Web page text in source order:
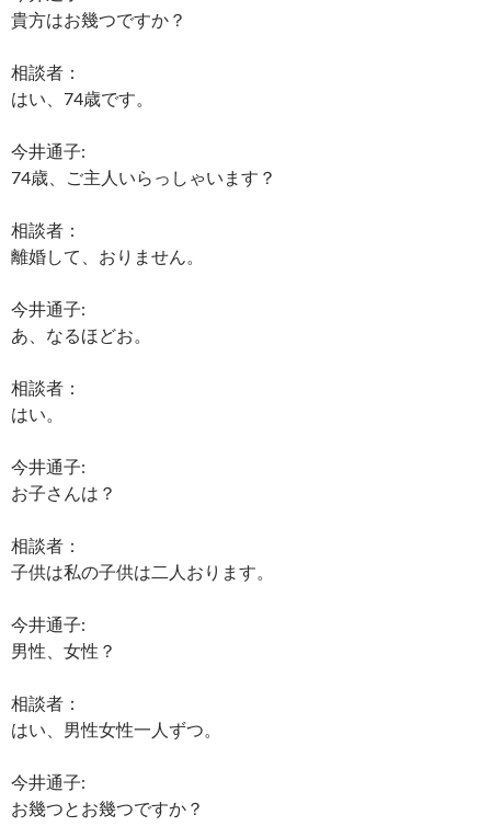
貴方はお幾つですか？
相談者：
はい、74歳です。
今井通子:
74歳、ご主人いらっしゃいます？
相談者：
離婚して、おりません。
今井通子:
あ、なるほどお。
相談者：
はい。
今井通子:
お子さんは？
相談者：
子供は私の子供は二人おります。
今井通子:
男性、女性？
相談者：
はい、男性女性一人ずつ。
今井通子:
お幾つとお幾つですか？